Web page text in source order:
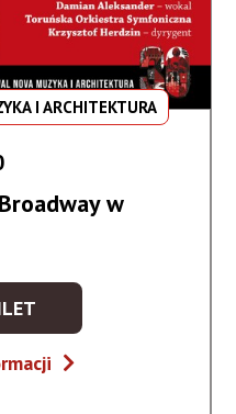
I ARCHITEKTURA
w
Musical